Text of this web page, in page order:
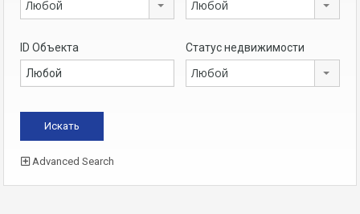
Любой Любой
ID Объекта Статус недвижимости
Любой
Advanced Search